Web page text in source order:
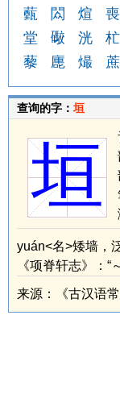
薽 閦 煊 喪
堂
礮 洸 杧
藜
廤 熶 蔗
查询的字：垣
垣
yuán<名>矮墙，
《项脊轩志》：“
来源：《古汉语